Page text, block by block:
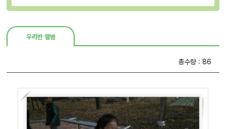
우리반 앨범
총수량 : 86